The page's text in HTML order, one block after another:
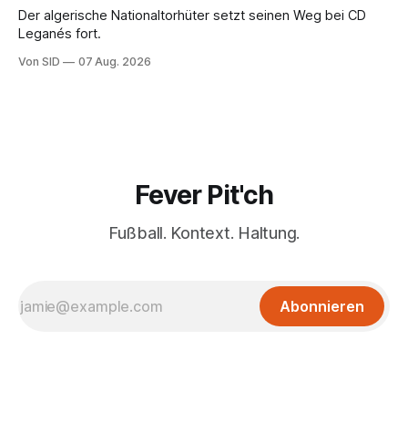
Der algerische Nationaltorhüter setzt seinen Weg bei CD
Leganés fort.
Von SID 07 Aug. 2026
Fever Pit'ch
Fußball. Kontext. Haltung.
Abonnieren